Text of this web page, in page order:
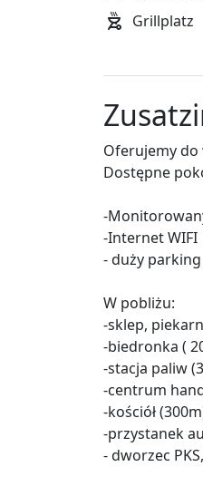
Grillplatz
Oferujemy
Dostępne
-
-Internet WIFI
- duży parking
W pobliżu:
-sklep,
-biedronka (
-stacja paliw
-centrum
-kościół
-przystanek
- dworzec